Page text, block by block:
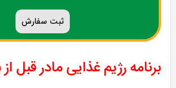
ثبت سفارش
برنامه رژیم غذایی مادر قبل از